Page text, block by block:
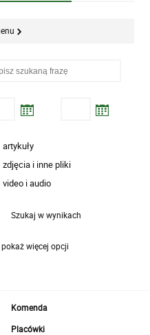
artykuły
zdjęcia i inne pliki
video i audio
Szukaj w wynikach
pokaż więcej opcji
Komenda
Placówki